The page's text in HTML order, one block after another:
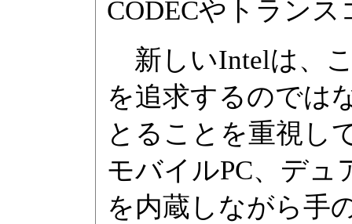
CODECやトラン
新しいIntelは、
を追求するのでは
とることを重視し
モバイルPC、デ
を内蔵しながら手